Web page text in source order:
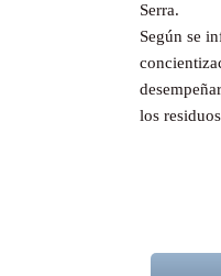
Serra.
Según se
los